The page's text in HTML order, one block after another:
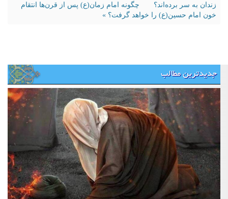
زندان به سر برده‌اند؟
چگونه امام زمان(ع) پس از قرن‌ها انتقام
خون امام حسین(ع) را خواهد گرفت؟ »
جدیدترین مطالب